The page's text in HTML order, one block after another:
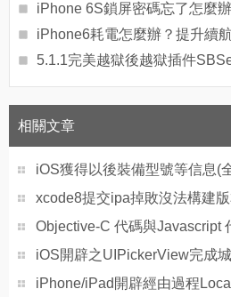
iPhone 6S鎖屏密碼忘了怎麼辦
iPhone6耗電怎麼辦？提升續
5.1.1完美越獄後越獄插件
相關文章
xcode8提交ipa掉敗沒法構建
Objective-C 代碼與Javascript
iOS開辟之UIPickerView完成